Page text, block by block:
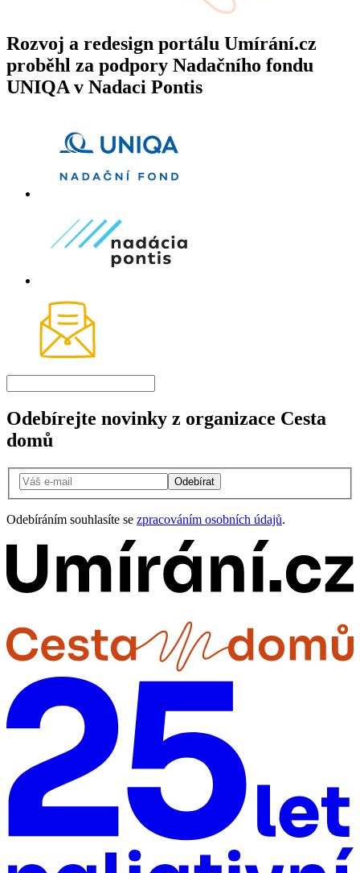
Rozvoj a redesign portálu Umírání.cz
proběhl za podpory Nadačního fondu
UNIQA v Nadaci Pontis
Odebírejte novinky z organizace Cesta
domů
Odebírat
Odebíráním souhlasíte se zpracováním osobních údajů.